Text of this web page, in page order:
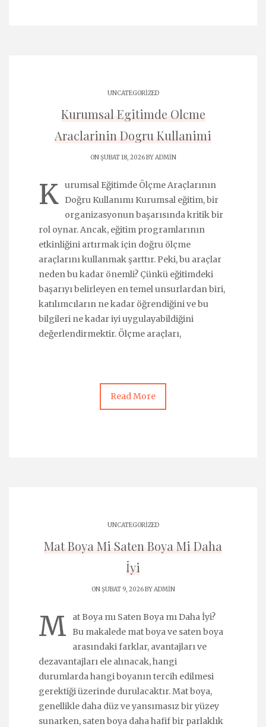
UNCATEGORIZED
Kurumsal Egitimde Olcme
Araclarinin Dogru Kullanimi
ON ŞUBAT 18, 2026 BYADMIN
K urumsal Eğitimde Ölçme Araçlarının
Doğru Kullanımı Kurumsal eğitim, bir
organizasyonun başarısında kritik bir
rol oynar. Ancak, eğitim programlarının
etkinliğini artırmak için doğru ölçme
araçlarını kullanmak şarttır. Peki, bu araçlar
neden bu kadar önemli? Çünkü eğitimdeki
başarıyı belirleyen en temel unsurlardan biri,
katılımcıların ne kadar öğrendiğini ve bu
bilgileri ne kadar iyi uygulayabildiğini
değerlendirmektir. Ölçme araçları,
Read More
UNCATEGORIZED
Mat Boya Mi Saten Boya Mi Daha
İyi
ON ŞUBAT 9, 2026 BYADMIN
M
at Boya mı Saten Boya mı Daha İyi?
Bu makalede mat boya ve saten boya
arasındaki farklar, avantajları ve
dezavantajları ele alınacak, hangi
durumlarda hangi boyanın tercih edilmesi
gerektiği üzerinde durulacaktır. Mat boya,
genellikle daha düz ve yansımasız bir yüzey
sunarken, saten boya daha hafif bir parlaklık